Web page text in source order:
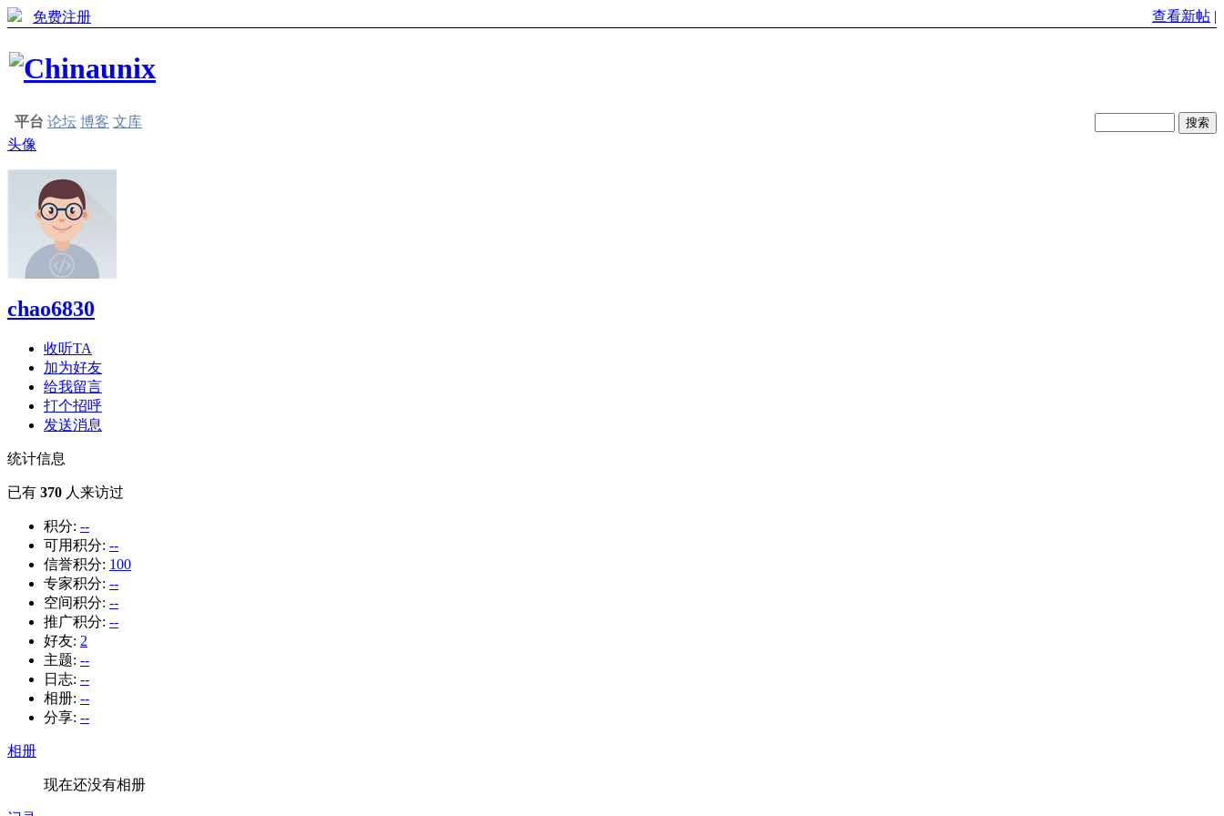
免费注册 查看新帖 |
平台 论坛 博客 文库
头像
chao6830
收听TA
加为好友
给我留言
打个招呼
发送消息
统计信息
已有 370 人来访过
积分: --
可用积分: --
信誉积分: 100
专家积分: --
空间积分: --
推广积分: --
好友: 2
主题: --
日志: --
相册: --
分享: --
相册
现在还没有相册